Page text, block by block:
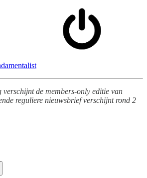
verschijnt de members-only editie van
reguliere nieuwsbrief verschijnt rond 2